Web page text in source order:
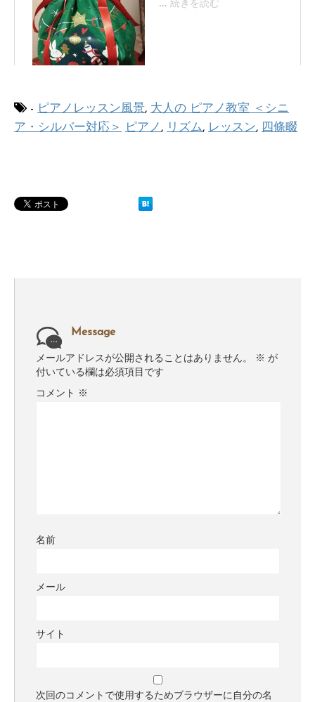
- ピアノレッスン風景, 大人の ピアノ教室 ＜シニ
ア・シルバー対応＞
ピアノ , リズム, レッスン, 四條畷
Message
メールアドレスが公開されることはありません。 ※ が
付いている欄は必須項目です
コメント ※
名前
メール
サイト
次回のコメントで使用するためブラウザーに自分の名